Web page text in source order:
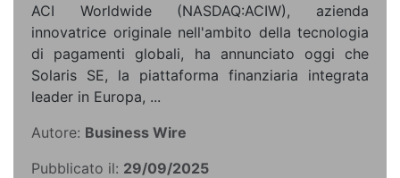
ACI Worldwide (NASDAQ:ACIW), azienda
innovatrice originale nell'ambito della tecnologia
di pagamenti globali, ha annunciato oggi che
Solaris SE, la piattaforma finanziaria integrata
leader in Europa, ...
Autore: Business Wire
Pubblicato il: 29/09/2025